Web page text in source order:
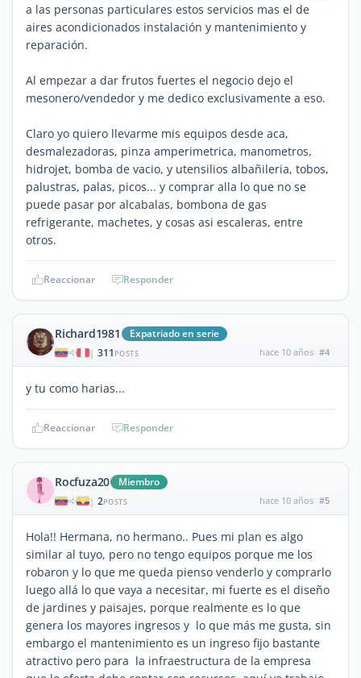
a las personas particulares estos servicios mas el de
aires acondicionados instalación y mantenimiento y
reparación.
Al empezar a dar frutos fuertes el negocio dejo el
mesonero/vendedor y me dedico exclusivamente a eso.
Claro yo quiero llevarme mis equipos desde aca,
desmalezadoras, pinza amperimetrica, manometros,
hidrojet, bomba de vacio, y utensilios albañileria, tobos,
palustras, palas, picos... y comprar alla lo que no se
puede pasar por alcabalas, bombona de gas
refrigerante, machetes, y cosas asi escaleras, entre
otros.
Reaccionar Responder
Richard1981 Expatriado en serie
| 311 POSTS hace 10 años #4
y tu como harias...
Reaccionar Responder
Rocfuza20 Miembro
| 2POSTS hace 10 años #5
Hola!! Hermana, no hermano.. Pues mi plan es algo
similar al tuyo, pero no tengo equipos porque me los
robaron y lo que me queda pienso venderlo y comprarlo
luego allá lo que vaya a necesitar, mi fuerte es el diseño
de jardines y paisajes, porque realmente es lo que
genera los mayores ingresos y lo que más me gusta, sin
embargo el mantenimiento es un ingreso fijo bastante
atractivo pero para la infraestructura de la empresa